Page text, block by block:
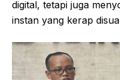
digital, tetapi juga
instan yang kerap